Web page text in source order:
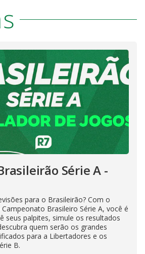
Série A -
para o Brasileirão? Com o
Brasileiro Série A, você é
seus palpites, simule os resultados
quem serão os grandes
para a Libertadores e os
B.